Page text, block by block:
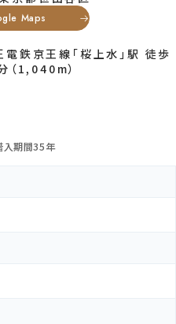
Maps
電鉄京王線「桜上水」駅 徒歩
（1,040m）
入期間35年
らしながら、急行停車駅の桜上水
どちらも感じやすい立地です。
撮影
宿まで約10分でつながるため、都
ての整った空気感を感じながら過